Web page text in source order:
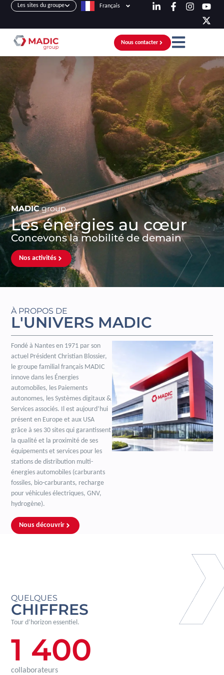
Les sites du groupe Français
Nous contacter
MADIC group
Les énergies au cœur
Concevons la mobilité de demain
Nos activités
À PROPOS DE
L'UNIVERS MADIC
Fondé à Nantes en 1971 par son
actuel Président Christian Blossier,
le groupe familial français MADIC
innove dans les Énergies
automobiles, les Paiements
autonomes, les Systèmes digitaux &
Services associés. Il est aujourd’hui
présent en Europe et aux USA
grâce à ses 30 sites qui garantissent
la qualité et la proximité de ses
équipements et services pour les
stations de distribution multi-
énergies automobiles (carburants
fossiles, bio-carburants, recharge
pour véhicules électriques, GNV,
hydrogène).
Nous découvrir
QUELQUES
CHIFFRES
Tour d’horizon essentiel.
collaborateurs
1 400